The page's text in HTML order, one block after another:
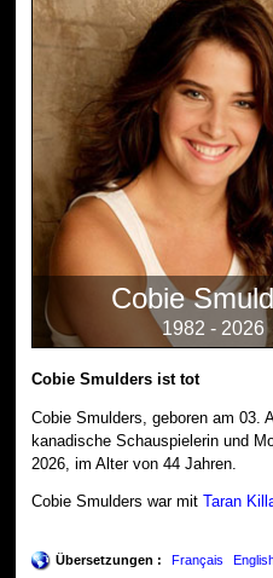
Cobie
1982 - 2026
Cobie Smulders ist tot
Cobie Smulders, geboren am 03.
kanadische Schauspielerin und
2026, im Alter von 44 Jahren.
Cobie Smulders war mitTaran
Übersetzungen : Français